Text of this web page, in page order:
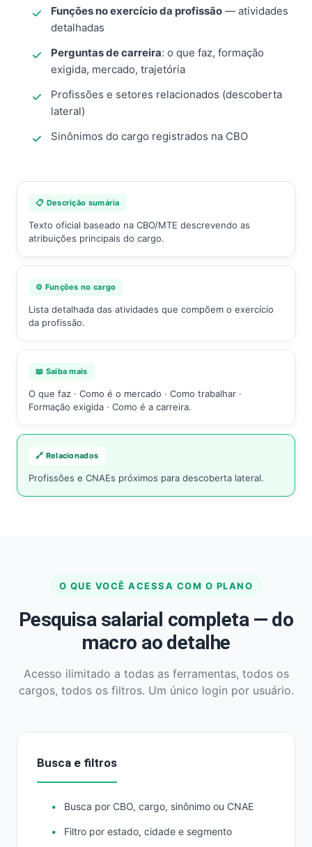
Funções no exercício da profissão — atividades
detalhadas
Perguntas de carreira: o que faz, formação
exigida, mercado, trajetória
Profissões e setores relacionados (descoberta
lateral)
Sinônimos do cargo registrados na CBO
📋 Descrição sumária
Texto oficial baseado na CBO/MTE descrevendo as
atribuições principais do cargo.
⚙️ Funções no cargo
Lista detalhada das atividades que compõem o exercício
da profissão.
📖 Saiba mais
O que faz · Como é o mercado · Como trabalhar ·
Formação exigida · Como é a carreira.
🔗 Relacionados
Profissões e CNAEs próximos para descoberta lateral.
O QUE VOCÊ ACESSA COM O PLANO
Pesquisa salarial completa — do
macro ao detalhe
Acesso ilimitado a todas as ferramentas, todos os
cargos, todos os filtros. Um único login por usuário.
Busca e filtros
Busca por CBO, cargo, sinônimo ou CNAE
Filtro por estado, cidade e segmento